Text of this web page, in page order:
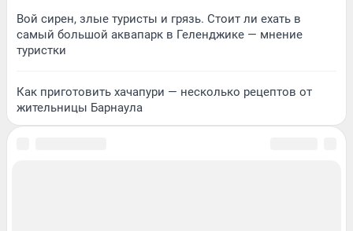
Вой сирен, злые туристы и грязь. Стоит ли ехать в
самый большой аквапарк в Геленджике — мнение
туристки
Как приготовить хачапури — несколько рецептов от
жительницы Барнаула